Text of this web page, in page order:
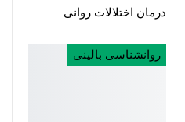
درمان اختلالات روانی
روانشناسی بالینی